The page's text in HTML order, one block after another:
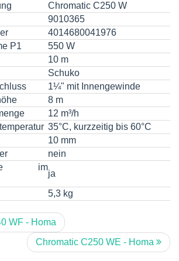
Chromatic C250 W
9010365
4014680041976
P1
550 W
10 m
Schuko
1¼" mit Innengewinde
8 m
12 m³/h
35°C, kurzzeitig bis 60°C
10 mm
nein
im
ja
5,3 kg
WF - Homa
Chromatic C250 WE - Homa